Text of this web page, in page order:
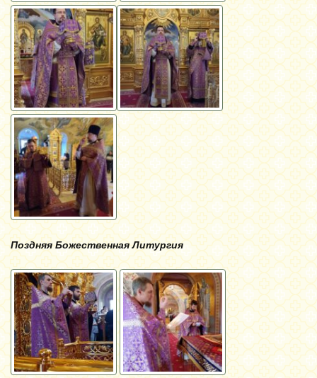
Поздняя Божественная Литургия